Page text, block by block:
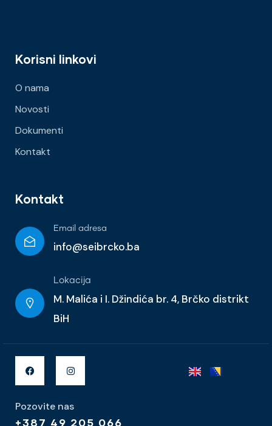
Korisni linkovi
O nama
Novosti
Dokumenti
Kontakt
Kontakt
Email adresa
info@seibrcko.ba
Lokacija
M. Malića i I. Džindića br. 4, Brčko distrikt
BiH
Pozovite nas
+387 49 205 066